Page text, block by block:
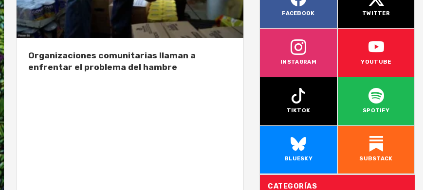
Organizaciones comunitarias llaman a
enfrentar el problema del hambre
FACEBOOK TWITTER
INSTAGRAM YOUTUBE
TIKTOK SPOTIFY
BLUESKY SUBSTACK
CATEGORÍAS